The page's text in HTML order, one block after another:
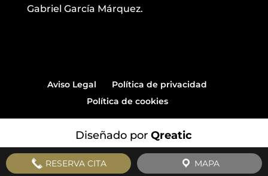
Gabriel García Márquez.
Aviso Legal
Política de privacidad
Política de cookies
Diseñado porQreatic
RESERVA CITA MAPA